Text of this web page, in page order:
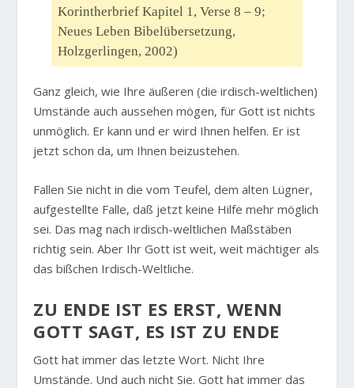
Korintherbrief Kapitel 1, Verse 8 – 9;
Neues Leben Bibelübersetzung,
Holzgerlingen, 2002)
Ganz gleich, wie Ihre äußeren (die irdisch-weltlichen)
Umstände auch aussehen mögen, für Gott ist nichts
unmöglich. Er kann und er wird Ihnen helfen. Er ist
jetzt schon da, um Ihnen beizustehen.
Fallen Sie nicht in die vom Teufel, dem alten Lügner,
aufgestellte Falle, daß jetzt keine Hilfe mehr möglich
sei. Das mag nach irdisch-weltlichen Maßstäben
richtig sein. Aber Ihr Gott ist weit, weit mächtiger als
das bißchen Irdisch-Weltliche.
ZU ENDE IST ES ERST, WENN
GOTT SAGT, ES IST ZU ENDE
Gott hat immer das letzte Wort. Nicht Ihre
Umstände. Und auch nicht Sie. Gott hat immer das